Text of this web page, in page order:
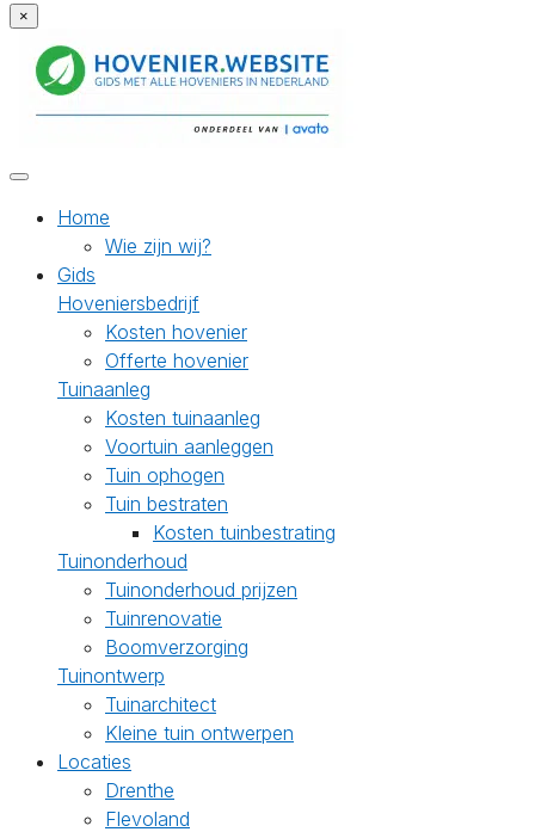
×
Home
Wie zijn wij?
Gids
Hoveniersbedrijf
Kosten hovenier
Offerte hovenier
Tuinaanleg
Kosten tuinaanleg
Voortuin aanleggen
Tuin ophogen
Tuin bestraten
Kosten tuinbestrating
Tuinonderhoud
Tuinonderhoud prijzen
Tuinrenovatie
Boomverzorging
Tuinontwerp
Tuinarchitect
Kleine tuin ontwerpen
Locaties
Drenthe
Flevoland